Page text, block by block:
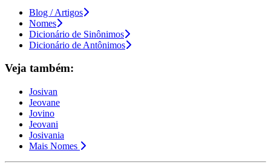
Blog / Artigos
Nomes
Dicionário de Sinônimos
Dicionário de Antônimos
Veja também:
Josivan
Jeovane
Jovino
Jeovani
Josivania
Mais Nomes